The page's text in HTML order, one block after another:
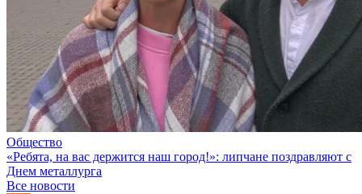
Общество
«Ребята, на вас держится наш город!»: липчане поздравляют с
Днем металлурга
Все новости